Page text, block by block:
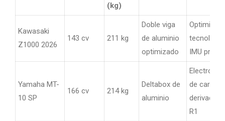
(kg)
Kawasaki
Z1000 2026
143 cv 211 kg
Doble viga
de aluminio
optimizado
Optimismo
IMU
Yamaha MT-
10 SP
166 cv 214 kg
Deltabox de
aluminio
de
derivada
R1